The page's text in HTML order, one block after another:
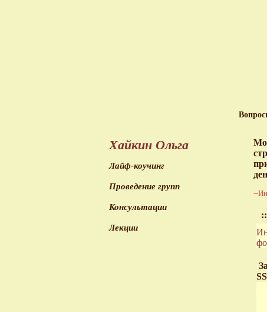
Хайкин Ольга
Лайф-коучинг
Проведение групп
Консультации
Лекции
--